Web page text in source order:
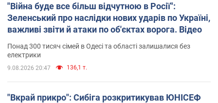
"Війна буде все більш відчутною в Росії":
Зеленський про наслідки нових ударів по Україні,
важливі звіти й атаки по об'єктах ворога. Відео
Понад 300 тисяч сімей в Одесі та області залишалися без
електрики
9.08.2026 20:47 136,1 т.
"Вкрай прикро": Сибіга розкритикував ЮНІСЕФ